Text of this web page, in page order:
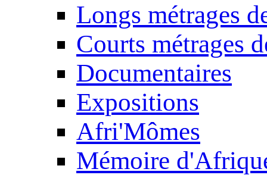
Longs métrages
Courts métrages
Documentaires
Expositions
Afri'Mômes
Mémoire